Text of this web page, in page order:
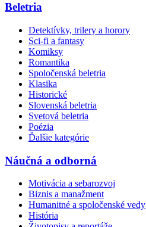
Beletria
Detektívky, trilery a horory
Sci-fi a fantasy
Komiksy
Romantika
Spoločenská beletria
Klasika
Historické
Slovenská beletria
Svetová beletria
Poézia
Ďalšie kategórie
Náučná a odborná
Motivácia a sebarozvoj
Biznis a manažment
Humanitné a spoločenské vedy
História